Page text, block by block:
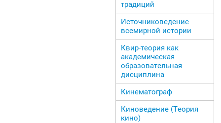
традиций
Источниковедение
всемирной истории
Квир-теория как
академическая
образовательная
дисциплина
Кинематограф
Киноведение (Теория
кино)